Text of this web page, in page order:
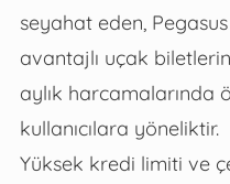
seyahat eden,
avantajlı uçak
aylık harcamalarında
kullanıcılara yöneliktir.
Yüksek kredi limiti ve